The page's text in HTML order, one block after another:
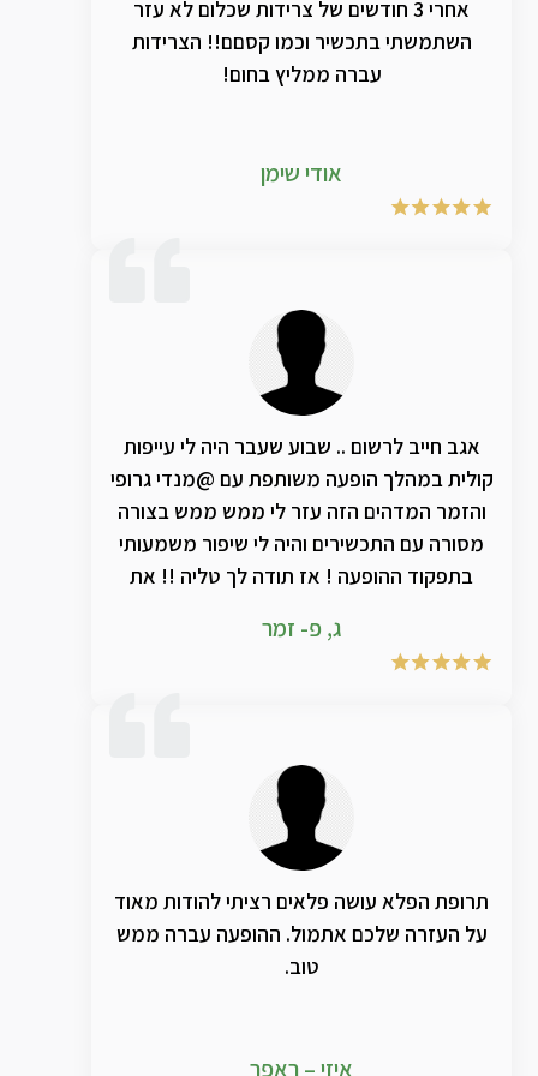
הפרוספקט של מכון קול וממש שוכנעתי שפה
תמציות מהחזקות. קצת יקר והרבה מר… לא
משהו חזק ועוצמתי בתמציות האלו! וריחם
הנודף למרחוק יעיד על זאת. ולכן אחי, אחותי,
אחרי 3 חודשים של צרידות שכלום לא עזר
השתמשתי בתכשיר וכמו קסםם!! הצרידות
עברה ממליץ בחום!
אודי שימן
אגב חייב לרשום .. שבוע שעבר היה לי עייפות
קולית במהלך הופעה משותפת עם @מנדי גרופי
והזמר המדהים הזה עזר לי ממש ממש בצורה
מסורה עם התכשירים והיה לי שיפור משמעותי
בתפקוד ההופעה ! אז תודה לך טליה !! את
לזמר ענק , בן אדם מדהים ❣
ג, פ- זמר
תרופת הפלא עושה פלאים רציתי להודות מאוד
על העזרה שלכם אתמול. ההופעה עברה ממש
טוב.
איזי – ראפר